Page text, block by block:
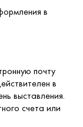
в
почту
в
выставления.
счета или